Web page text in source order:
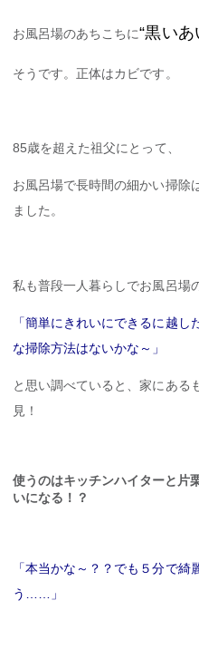
お風呂場のあちこちに“黒いあ
そうです。正体はカビです。
85歳を超えた祖父にとって、
お風呂場で長時間の細かい掃除
ました。
私も普段一人暮らしでお風呂場
「簡単にきれいにできるに越
な掃除方法はないかな～」
と思い調べていると、家にある
見！
使うのはキッチンハイターと片
いになる！？
「本当かな～？？でも５分で
う……」